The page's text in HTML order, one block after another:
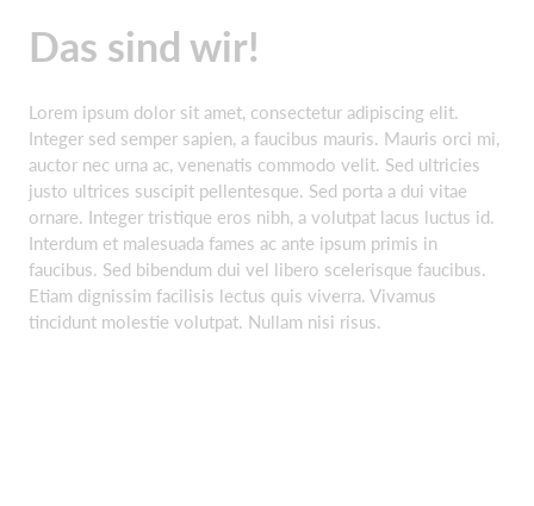
Das sind wir!
Lorem ipsum dolor sit amet, consectetur adipiscing elit.
Integer sed semper sapien, a faucibus mauris. Mauris orci mi,
auctor nec urna ac, venenatis commodo velit. Sed ultricies
justo ultrices suscipit pellentesque. Sed porta a dui vitae
ornare. Integer tristique eros nibh, a volutpat lacus luctus id.
Interdum et malesuada fames ac ante ipsum primis in
faucibus. Sed bibendum dui vel libero scelerisque faucibus.
Etiam dignissim facilisis lectus quis viverra. Vivamus
tincidunt molestie volutpat. Nullam nisi risus.